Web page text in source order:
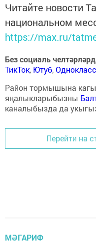
Читайте новости
национальном
https://max.ru/
Без социаль
ТикТок, Ютуб,
Район тормышына
яңалыкларыбызны
каналыбызда да
Перейти на
МӘГАРИФ